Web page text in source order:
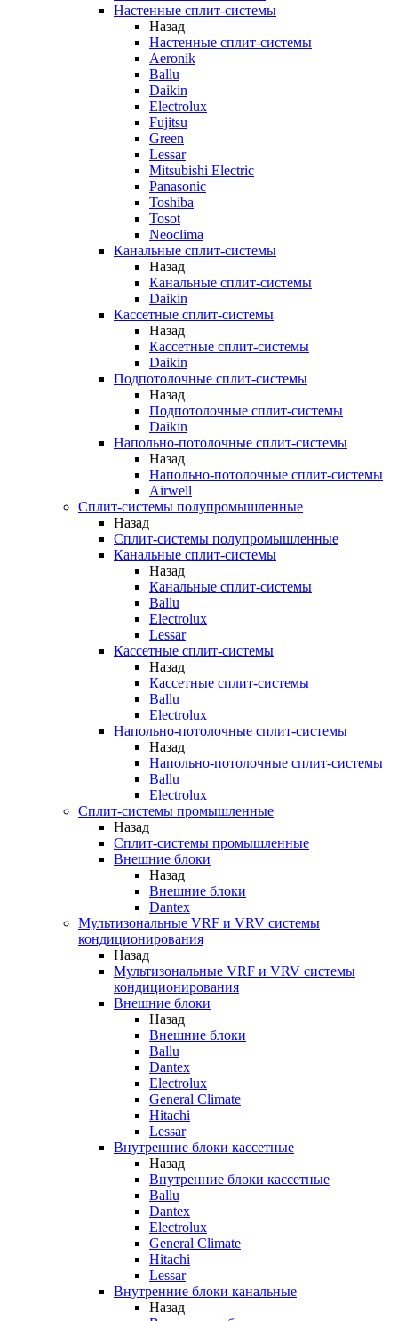
Настенные сплит-системы
Назад
Настенные сплит-системы
Aeronik
Ballu
Daikin
Electrolux
Fujitsu
Green
Lessar
Mitsubishi Electric
Panasonic
Toshiba
Tosot
Neoclima
Канальные сплит-системы
Назад
Канальные сплит-системы
Daikin
Кассетные сплит-системы
Назад
Кассетные сплит-системы
Daikin
Подпотолочные сплит-системы
Назад
Подпотолочные сплит-системы
Daikin
Напольно-потолочные сплит-системы
Назад
Напольно-потолочные сплит-системы
Airwell
Сплит-системы полупромышленные
Назад
Сплит-системы полупромышленные
Канальные сплит-системы
Назад
Канальные сплит-системы
Ballu
Electrolux
Lessar
Кассетные сплит-системы
Назад
Кассетные сплит-системы
Ballu
Electrolux
Напольно-потолочные сплит-системы
Назад
Напольно-потолочные сплит-системы
Ballu
Electrolux
Сплит-системы промышленные
Назад
Сплит-системы промышленные
Внешние блоки
Назад
Внешние блоки
Dantex
Мультизональные VRF и VRV системы
кондиционирования
Назад
Мультизональные VRF и VRV системы
кондиционирования
Внешние блоки
Назад
Внешние блоки
Ballu
Dantex
Electrolux
General Climate
Hitachi
Lessar
Внутренние блоки кассетные
Назад
Внутренние блоки кассетные
Ballu
Dantex
Electrolux
General Climate
Hitachi
Lessar
Внутренние блоки канальные
Назад